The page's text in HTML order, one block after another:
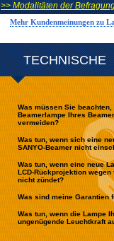
TECHNISCHE
Was müssen Sie
Beamerlampe Ihres
vermeiden?
Was tun, wenn sich eine
SANYO-Beamer nicht
Was tun, wenn eine neue
LCD-Rückprojektion
nicht zündet?
Was sind meine Garantien
Was tun, wenn die Lampe
ungenügende Leuchtkraft
>> Modalitäten der
Mehr Kundenmeinungen zu